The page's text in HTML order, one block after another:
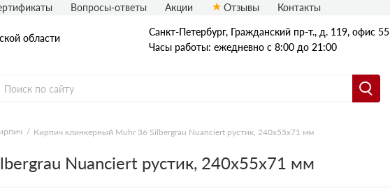
области
Санкт-Петербург, Граждaнский пр-т., д. 119, офис 55
Часы работы: ежедневно с 8:00 до 21:00
Рядовой кирпич
Полнотелый
Вопросы-ответы Акции Отзывы Контакты
Кирпич клинкерный Muhr 36 Silbergrau Nuanciert рустик, 240х55х71 мм
Nuanciert рустик, 240х55х71 мм